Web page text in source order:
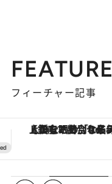
FEATURE
フィーチャー記事